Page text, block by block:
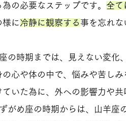
の必要なステップです。 全て
様に冷静に観察する 事を忘れ
の時期までは、見えない変化
の心や体の中で、悩みや苦し
ていた為に、外への影響力や
がめ座の時期からは、山羊座